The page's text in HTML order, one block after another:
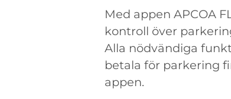
Med appen APCOA
kontroll över
Alla nödvändiga
betala för parkering
appen.